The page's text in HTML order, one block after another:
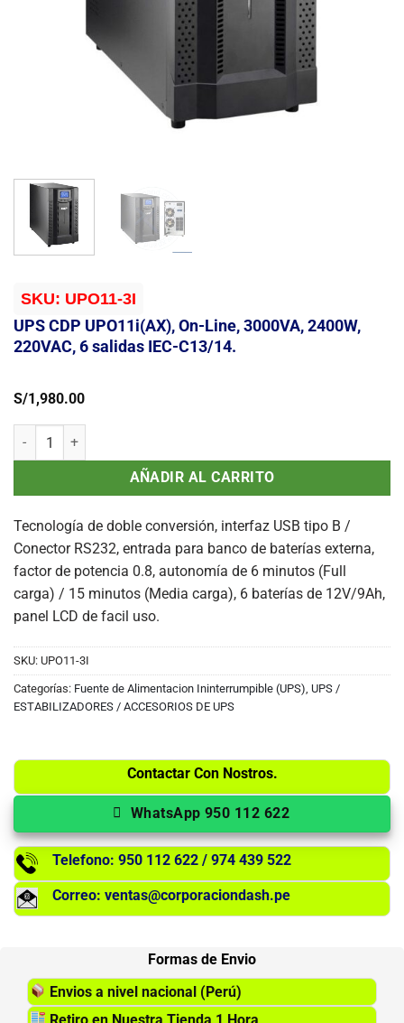
SKU: UPO11-3I
UPS CDP UPO11i(AX), On-Line, 3000VA, 2400W,
220VAC, 6 salidas IEC-C13/14.
S/1,980.00
UPS CDP UPO11i(AX), On-Line, 3000VA, 2400W, 220VAC, 6 salidas
AÑADIR AL CARRITO
Tecnología de doble conversión, interfaz USB tipo B /
Conector RS232, entrada para banco de baterías externa,
factor de potencia 0.8, autonomía de 6 minutos (Full
carga) / 15 minutos (Media carga), 6 baterías de 12V/9Ah,
panel LCD de facil uso.
SKU: UPO11-3I
Categorías: Fuente de Alimentacion Ininterrumpible (UPS), UPS /
ESTABILIZADORES / ACCESORIOS DE UPS
Contactar Con Nostros.
WhatsApp 950 112 622
Telefono: 950 112 622 / 974 439 522
Correo: ventas@corporaciondash.pe
Formas de Envio
Envios a nivel nacional (Perú)